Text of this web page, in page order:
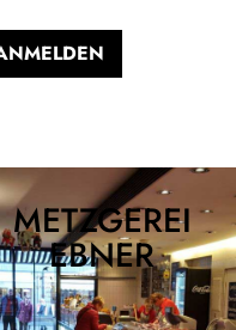
METZGEREI
EBNER